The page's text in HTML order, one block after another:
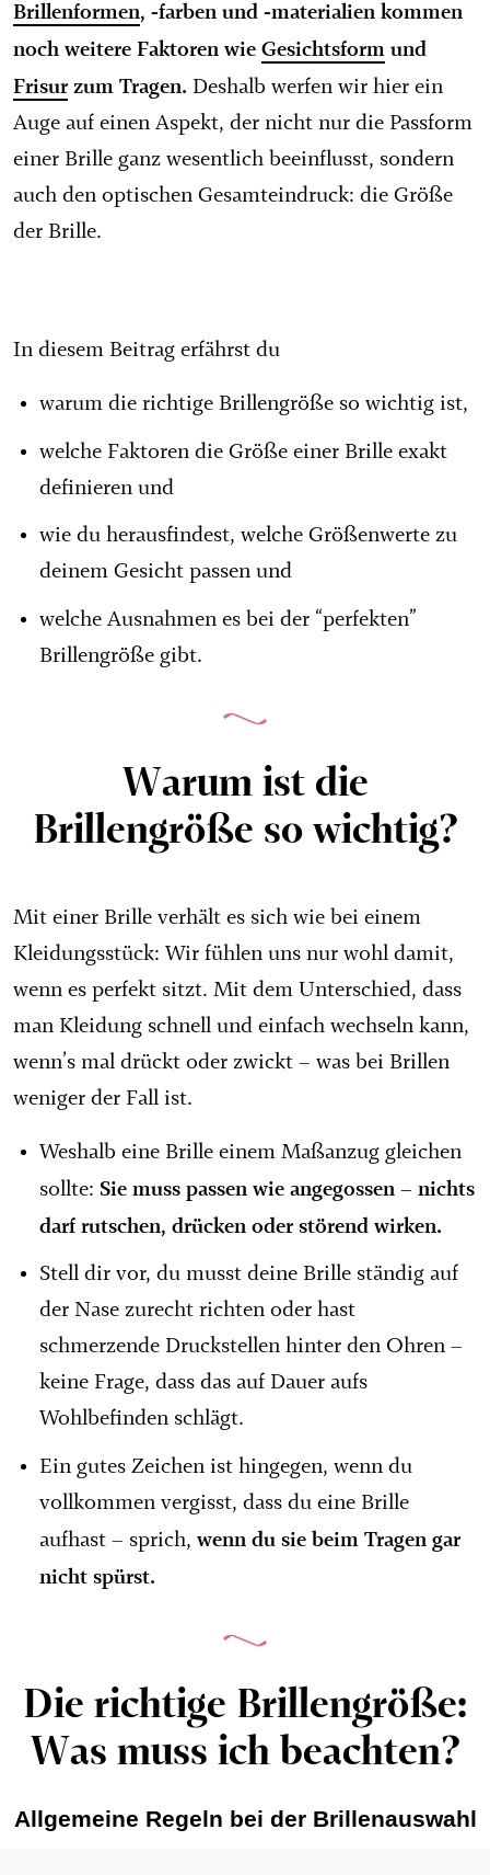
Brillenformen, -farben und -materialien kommen
noch weitere Faktoren wie Gesichtsform und
Frisur zum Tragen. Deshalb werfen wir hier ein
Auge auf einen Aspekt, der nicht nur die Passform
einer Brille ganz wesentlich beeinflusst, sondern
auch den optischen Gesamteindruck: die Größe
der Brille.
In diesem Beitrag erfährst du
warum die richtige Brillengröße so wichtig ist,
welche Faktoren die Größe einer Brille exakt
definieren und
wie du herausfindest, welche Größenwerte zu
deinem Gesicht passen und
welche Ausnahmen es bei der “perfekten”
Brillengröße gibt.
Warum ist die
Brillengröße so wichtig?
Mit einer Brille verhält es sich wie bei einem
Kleidungsstück: Wir fühlen uns nur wohl damit,
wenn es perfekt sitzt. Mit dem Unterschied, dass
man Kleidung schnell und einfach wechseln kann,
wenn’s mal drückt oder zwickt – was bei Brillen
weniger der Fall ist.
Weshalb eine Brille einem Maßanzug gleichen
sollte: Sie muss passen wie angegossen – nichts
darf rutschen, drücken oder störend wirken.
Stell dir vor, du musst deine Brille ständig auf
der Nase zurecht richten oder hast
schmerzende Druckstellen hinter den Ohren –
keine Frage, dass das auf Dauer aufs
Wohlbefinden schlägt.
Ein gutes Zeichen ist hingegen, wenn du
vollkommen vergisst, dass du eine Brille
aufhast – sprich, wenn du sie beim Tragen gar
nicht spürst.
Die richtige Brillengröße:
Was muss ich beachten?
Allgemeine Regeln bei der Brillenauswahl